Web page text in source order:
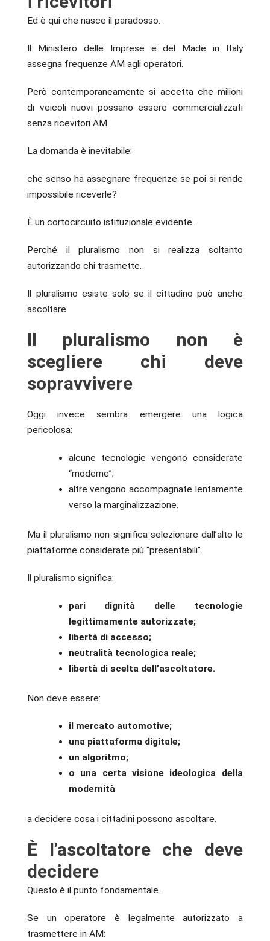
Ed è qui che nasce il paradosso.
Il Ministero delle Imprese e del Made in Italy
assegna frequenze AM agli operatori.
Però contemporaneamente si accetta che milioni
di veicoli nuovi possano essere commercializzati
senza ricevitori AM.
La domanda è inevitabile:
che senso ha assegnare frequenze se poi si rende
impossibile riceverle?
È un cortocircuito istituzionale evidente.
Perché il pluralismo non si realizza soltanto
autorizzando chi trasmette.
Il pluralismo esiste solo se il cittadino può anche
ascoltare.
Il pluralismo non è
scegliere chi deve
sopravvivere
Oggi invece sembra emergere una logica
pericolosa:
alcune tecnologie vengono considerate
“moderne”;
altre vengono accompagnate lentamente
verso la marginalizzazione.
Ma il pluralismo non significa selezionare dall’alto le
piattaforme considerate più “presentabili”.
Il pluralismo significa:
pari dignità delle tecnologie
legittimamente autorizzate;
libertà di accesso;
neutralità tecnologica reale;
libertà di scelta dell’ascoltatore.
Non deve essere:
il mercato automotive;
una piattaforma digitale;
un algoritmo;
o una certa visione ideologica della
modernità
a decidere cosa i cittadini possono ascoltare.
È l’ascoltatore che deve
decidere
Questo è il punto fondamentale.
Se un operatore è legalmente autorizzato a
trasmettere in AM: